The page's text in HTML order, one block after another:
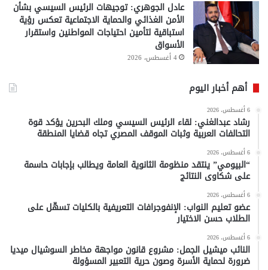
عادل الجوهري: توجيهات الرئيس السيسي بشأن
الأمن الغذائي والحماية الاجتماعية تعكس رؤية
استباقية لتأمين احتياجات المواطنين واستقرار
الأسواق
4 أغسطس، 2026
أهم أخبار اليوم
6 أغسطس، 2026
رشاد عبدالغني: لقاء الرئيس السيسي وملك البحرين يؤكد قوة
التحالفات العربية وثبات الموقف المصري تجاه قضايا المنطقة
6 أغسطس، 2026
“البيومي” ينتقد منظومة الثانوية العامة ويطالب بإجابات حاسمة
على شكاوى النتائج
6 أغسطس، 2026
عضو تعليم النواب: الإنفوجرافات التعريفية بالكليات تسهّل على
الطلاب حسن الاختيار
6 أغسطس، 2026
النائب ميشيل الجمل: مشروع قانون مواجهة مخاطر السوشيال ميديا
ضرورة لحماية الأسرة وصون حرية التعبير المسؤولة